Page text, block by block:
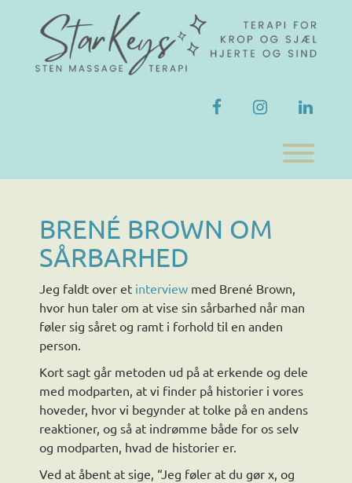
facebookinstagram
BRENÉ BROWN OM
SÅRBARHED
Jeg faldt over et interview med Brené Brown,
hvor hun taler om at vise sin sårbarhed når man
føler sig såret og ramt i forhold til en anden
person.
Kort sagt går metoden ud på at erkende og dele
med modparten, at vi finder på historier i vores
hoveder, hvor vi begynder at tolke på en andens
reaktioner, og så at indrømme både for os selv
og modparten, hvad de historier er.
Ved at åbent at sige, “Jeg føler at du gør x, og